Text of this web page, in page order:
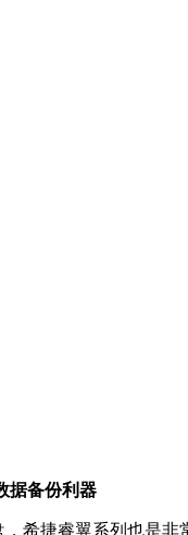
据备份利器
希捷睿翼系列也是